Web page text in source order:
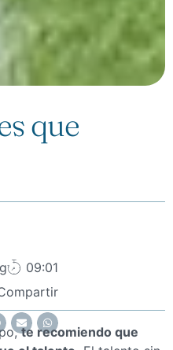
que
09:01
te recomiendo que